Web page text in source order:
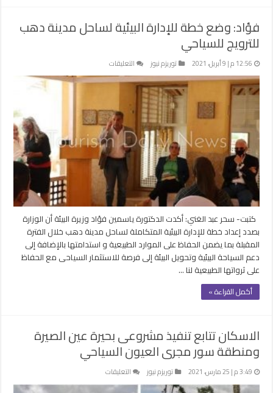
فؤاد: وضع خطة للإدارة البيئية لساحل مدينة دهب
للترويج للسياحي
12:56 م | 9 أبريل، 2021 توريزم نيوز التعليقات
فؤاد:
وضع
للإدارة
البيئية
لساحل
مدينة
دهب
للترويج
للسياحي
مغلقة
كتبت- سحر عبد الغني: أكدت الدكتورة ياسمين فؤاد وزيرة البيئة أن الوزارة
بصدد إعداد خطة للإدارة البيئية المتكاملة لساحل مدينة دهب خلال الفترة
المقبلة بما يضمن الحفاظ على الموارد الطبيعية و استدامتها بالإضافة إلى
دعم السياحة البيئية وتحويل البيئة إلى فرصة للاستثمار السياحى مع الحفاظ
على ثرواتها الطبيعية لنا …
أكمل القراءة »
الاسكان تتابع تنفيذ مشروعى بحيرة عين الصيرة
ومنطقة سور مجرى العيون السياحي
3:49 م | 25 مارس، 2021 توريزم نيوز التعليقات
الاسكان